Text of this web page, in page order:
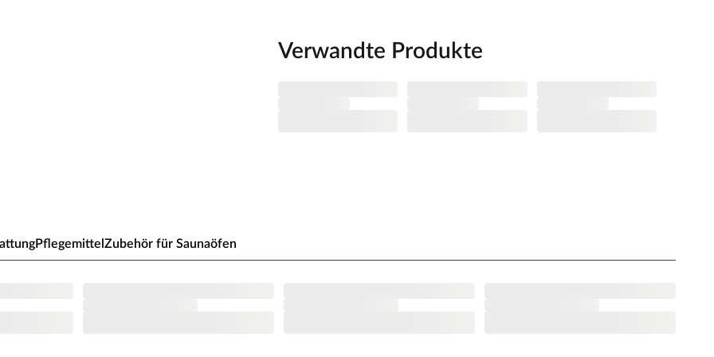
Bodenmatte aus saugstarkem Frottee
Verwandte Produkte
Pflegemittel Zubehör für Saunaöfen